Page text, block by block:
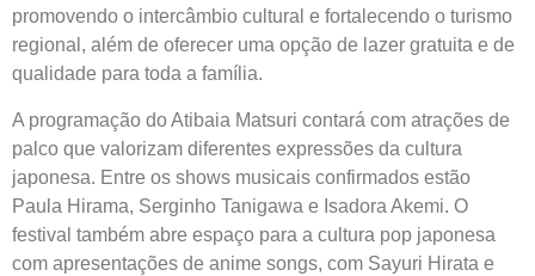
promovendo o intercâmbio cultural e fortalecendo o turismo
regional, além de oferecer uma opção de lazer gratuita e de
qualidade para toda a família.
A programação do Atibaia Matsuri contará com atrações de
palco que valorizam diferentes expressões da cultura
japonesa. Entre os shows musicais confirmados estão
Paula Hirama, Serginho Tanigawa e Isadora Akemi. O
festival também abre espaço para a cultura pop japonesa
com apresentações de anime songs, com Sayuri Hirata e